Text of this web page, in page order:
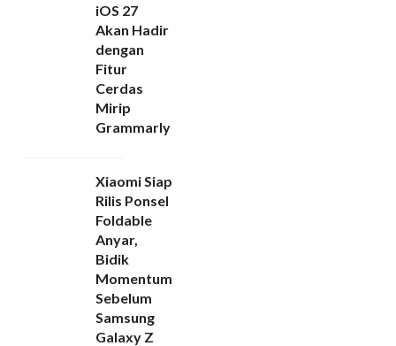
iOS 27
Akan Hadir
dengan
Fitur
Cerdas
Mirip
Grammarly
Xiaomi Siap
Rilis Ponsel
Foldable
Anyar,
Bidik
Momentum
Sebelum
Samsung
Galaxy Z